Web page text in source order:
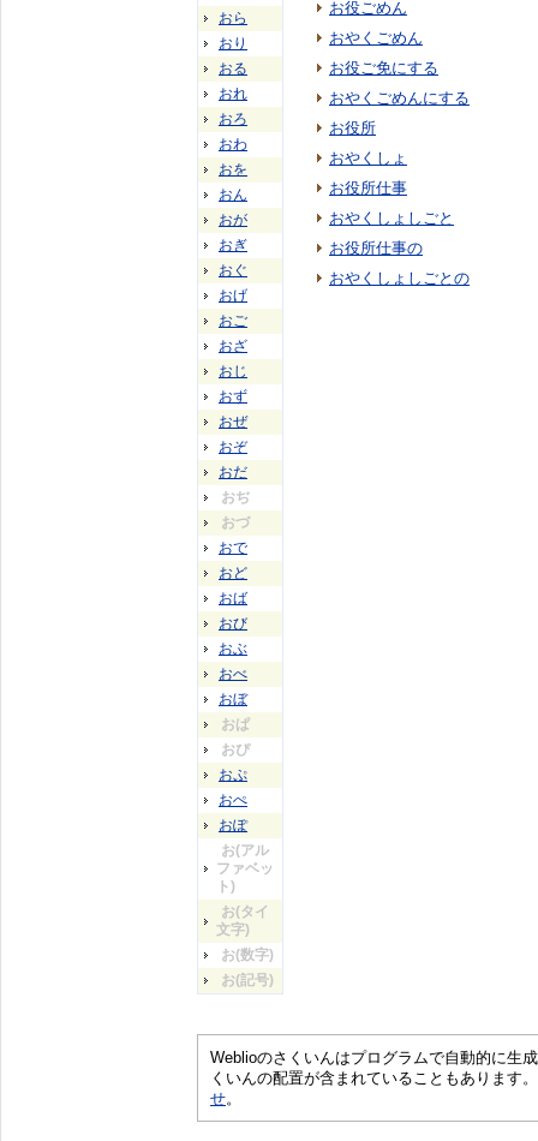
おら
おり
おる
おれ
おろ
おわ
おを
おん
おが
おぎ
おぐ
おげ
おご
おざ
おじ
おず
おぜ
おぞ
おだ
おぢ
おづ
おで
おど
おば
おび
おぶ
おべ
おぼ
おぱ
おぴ
おぷ
おぺ
おぽ
お(アル
ファベッ
ト)
お(タイ
文字)
お(数字)
お(記号)
お役ごめん
おやくごめん
お役ご免にする
おやくごめんにする
お役所
おやくしょ
お役所仕事
おやくしょしごと
お役所仕事の
おやくしょしごとの
Weblioのさくいんはプログラムで自動的に生
くいんの配置が含まれていることもあります
せ。